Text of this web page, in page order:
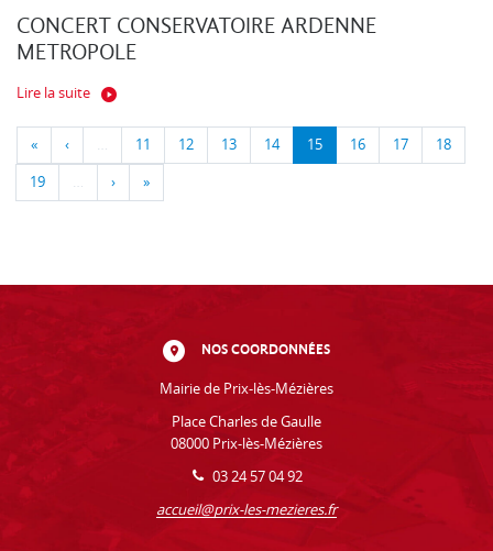
CONCERT CONSERVATOIRE ARDENNE
METROPOLE
Lire la suite
« ‹ … 11 12 13 14 15 16 17 18
19 … › »
NOS COORDONNÉES
Mairie de Prix-lès-Mézières
Place Charles de Gaulle
08000 Prix-lès-Mézières
03 24 57 04 92
accueil@prix-les-mezieres.fr